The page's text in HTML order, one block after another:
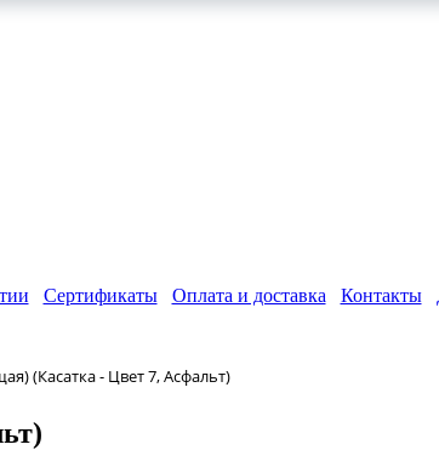
Сертификаты Оплата и доставка Контакты
(Касатка - Цвет 7, Асфальт)